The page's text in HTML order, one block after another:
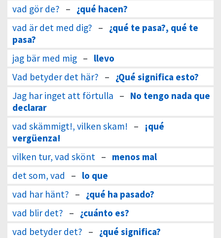
vad gör de? – ¿qué hacen?
vad är det med dig? – ¿qué te pasa?, qué te
pasa?
jag bär med mig – llevo
Vad betyder det här? – ¿Qué significa esto?
Jag har inget att förtulla – No tengo nada que
declarar
vad skämmigt!, vilken skam! –
¡qué
vergüenza!
vilken tur, vad skönt – menos mal
det som, vad
– lo que
vad har hänt? – ¿qué ha pasado?
vad blir det? – ¿cuánto es?
vad betyder det? – ¿qué significa?